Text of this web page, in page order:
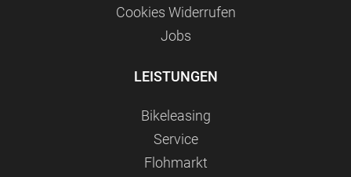
Сookies Widerrufen
Jobs
LEISTUNGEN
Bikeleasing
Service
Flohmarkt